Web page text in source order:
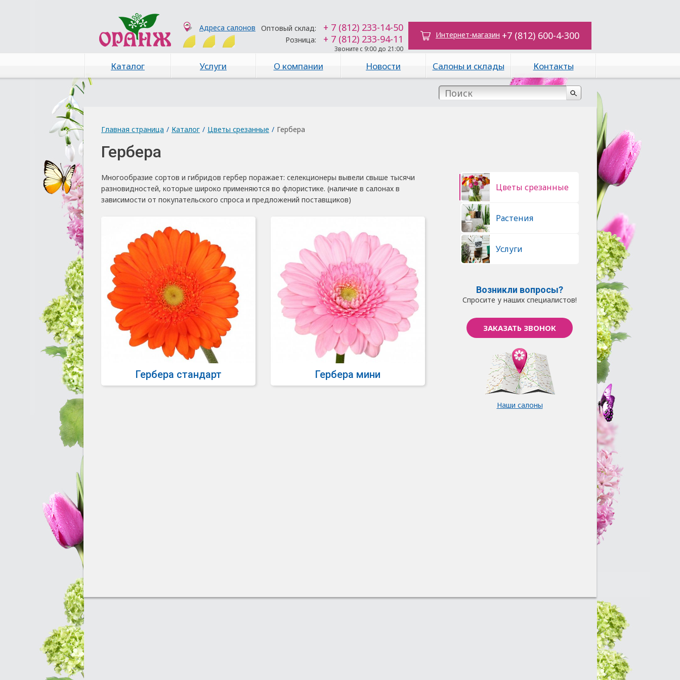
Адреса салонов Оптовый склад: + 7 (812) 233-14-50
Розница: + 7 (812) 233-94-11
Звоните с 9:00 до 21:00
Интернет-магазин +7 (812) 600-4-300
Каталог Услуги О компании Новости Салоны и склады Контакты
Главная страница / Каталог / Цветы срезанные / Гербера
Гербера
Многообразие сортов и гибридов гербер поражает: селекционеры вывели свыше тысячи
разновидностей, которые широко применяются во флористике. (наличие в салонах в
зависимости от покупательского спроса и предложений поставщиков)
Гербера стандарт Гербера мини
Цветы срезанные
Растения
Услуги
Возникли вопросы?
Спросите у наших специалистов!
ЗАКАЗАТЬ ЗВОНОК
Наши салоны